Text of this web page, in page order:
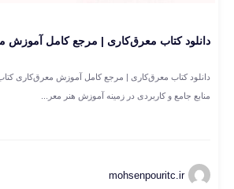
دانلود کتاب معرق‌کاری | مرجع کامل آموزش
دانلود کتاب معرق‌کاری | مرجع کامل آموزش معرق‌کاری
منابع جامع و کاربردی در زمینه آموزش هنر معر...
mohsenpouritc.ir